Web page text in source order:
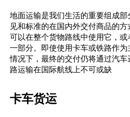
地面运输是我们生活的重要组成
见和标准的在国内外交付商品的
可以在整个货物路线中使用它，
一部分。即使使用卡车或铁路作
情况下，最终的交付仍将通过汽
路运输在国际航线上不可或缺
卡车货运